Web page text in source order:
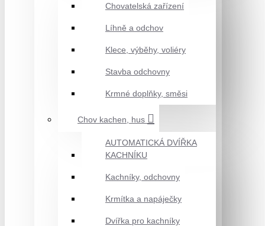
Chovatelská zařízení
Líhně a odchov
Klece, výběhy, voliéry
Stavba odchovny
Krmné doplňky, směsi
Chov kachen, hus
AUTOMATICKÁ DVÍŘKA
KACHNÍKU
Kachníky, odchovny
Krmítka a napáječky
Dvířka pro kachníky